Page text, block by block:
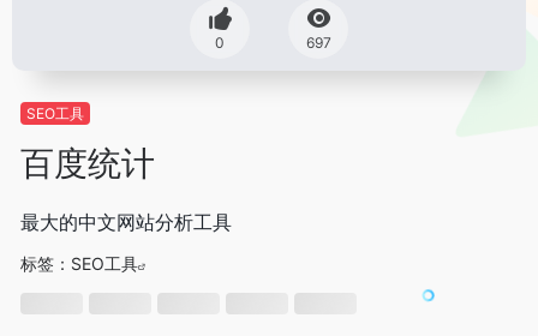
0 697
SEO工具
百度统计
最大的中文网站分析工具
标签： SEO工具